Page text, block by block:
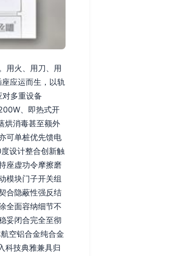
用火、用刀、用
应运而生，以轨
多重设备
、即热式开
烘消毒甚至额外
可单桩优先馈电
设计整合创新触
座虚功令摩擦磨
模块门子开关组
合隐蔽性强反结
全面容纳细节不
妥闭合完全至彻
空铝合金纯合金
科技典雅兼具归